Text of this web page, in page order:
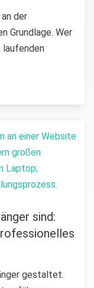
der
Grundlage. Wer
sind:
gestaltet.